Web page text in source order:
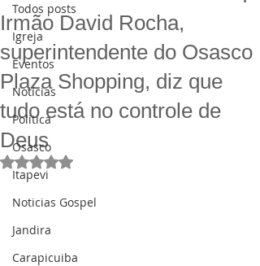
Todos posts
Igreja
Eventos
Notícias
Política
Osasco
Itapevi
Noticias Gospel
Jandira
Carapicuiba
Irmão David Rocha,
superintendente do Osasco
Plaza Shopping, diz que
tudo está no controle de
Deus
Avaliado com NaN de 5 estrelas.